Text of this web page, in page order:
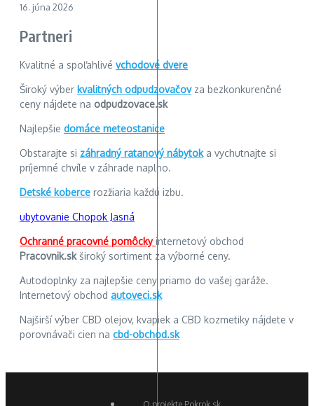
16. júna 2026
Partneri
Kvalitné a spoľahlivé vchodové dvere
Široký výber kvalitných odpudzovačovza bezkonkurenčné
ceny nájdete na odpudzovace.sk
Najlepšie domáce meteostanice
Obstarajte si záhradný ratanový nábytoka vychutnajte si
príjemné chvíle v záhrade naplno.
Detské koberce rozžiaria každú izbu.
ubytovanie Chopok Jasná
Ochranné pracovné pomôckyinternetový obchod
Pracovnik.skširoký sortiment za výborné ceny.
Autodoplnky za najlepšie ceny priamo do vašej garáže.
Internetový obchod autoveci.sk
Najširší výber CBD olejov, kvapiek a CBD kozmetiky nájdete v
porovnávači cien na cbd-obchod.sk